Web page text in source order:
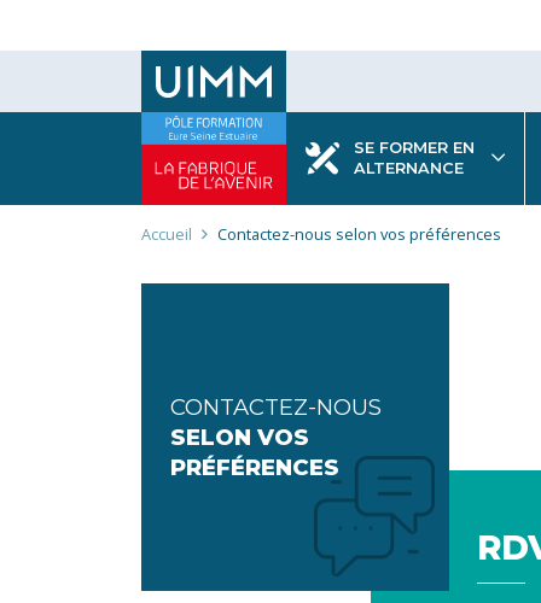
SE FORMER EN
ALTERNANCE
Fil
d'Ariane
Accueil Contactez-nous selon vos préférences
CONTACTEZ-NOUS
SELON VOS
PRÉFÉRENCES